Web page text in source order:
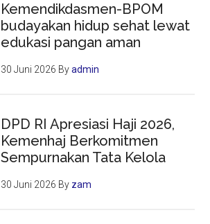
Kemendikdasmen-BPOM
budayakan hidup sehat lewat
edukasi pangan aman
30 Juni 2026 Byadmin
DPD RI Apresiasi Haji 2026,
Kemenhaj Berkomitmen
Sempurnakan Tata Kelola
30 Juni 2026 By zam